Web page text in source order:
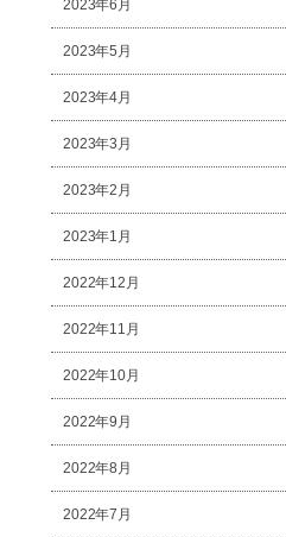
2023年6月
2023年5月
2023年4月
2023年3月
2023年2月
2023年1月
2022年12月
2022年11月
2022年10月
2022年9月
2022年8月
2022年7月